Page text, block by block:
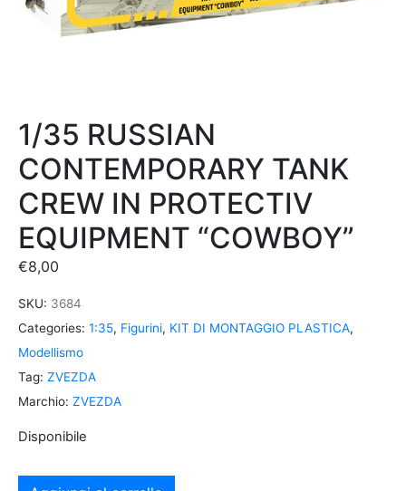
1/35 RUSSIAN
CONTEMPORARY TANK
CREW IN PROTECTIV
EQUIPMENT “COWBOY”
€8,00
SKU: 3684
Categories: 1:35, Figurini, KIT DI MONTAGGIO PLASTICA,
Modellismo
Tag: ZVEZDA
Marchio: ZVEZDA
Disponibile